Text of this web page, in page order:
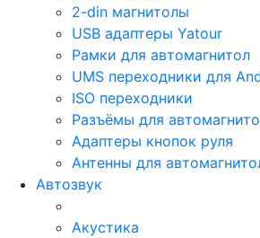
2-din магнитолы
USB адаптеры Yatour
Рамки для автомагнитол
UMS переходники для
ISO переходники
Разъёмы для
Адаптеры кнопок руля
Антенны для
Автозвук
Акустика